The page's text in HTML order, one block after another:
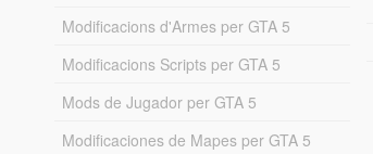
Modificacions d'Armes per GTA 5
Modificacions Scripts per GTA 5
Mods de Jugador per GTA 5
Modificaciones de Mapes per GTA 5